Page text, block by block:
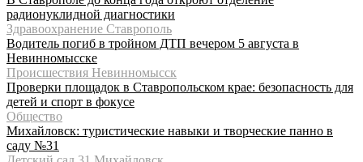
радионуклидной диагностики
Здравоохранение Ставрополь
Водитель погиб в тройном ДТП вечером 5 августа в
Невинномысске
Происшествия Невинномысск
Проверки площадок в Ставропольском крае: безопасность для
детей и спорт в фокусе
Общество
Михайловск: туристические навыки и творческие панно в
саду №31